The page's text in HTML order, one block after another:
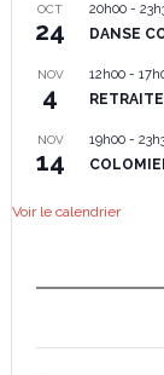
OCT
24
20h00-
DANSE
NOV
4
12h00-
NOV
14
19h00-
Voir le calendrier